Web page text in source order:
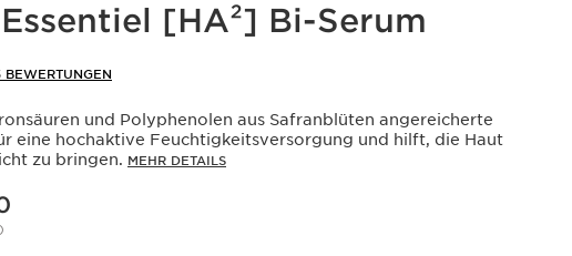
[HA²] Bi-Serum
BEWERTUNGEN
und Polyphenolen aus Safranblüten angereicherte
eine hochaktive Feuchtigkeitsversorgung und hilft, die Haut
zu bringen. MEHR DETAILS